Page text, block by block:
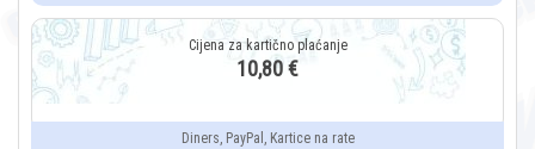
10,80 €
Diners, PayPal, Kartice na rate